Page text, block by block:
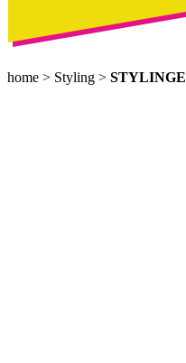
home > Styling > STYLINGE